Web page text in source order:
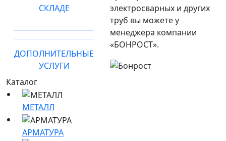
СКЛАДЕ
ДОПОЛНИТЕЛЬНЫЕ
УСЛУГИ
электросварных и других
труб вы можете у
менеджера компании
«БОНРОСТ».
Каталог
МЕТАЛЛ
АРМАТУРА